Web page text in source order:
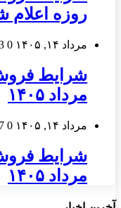
روزه اعلام شد
مرداد ۱۴, ۱۴۰۵ 0
مرداد ۱۴۰۵
مرداد ۱۴, ۱۴۰۵ 0
شرایط
مرداد ۱۴۰۵